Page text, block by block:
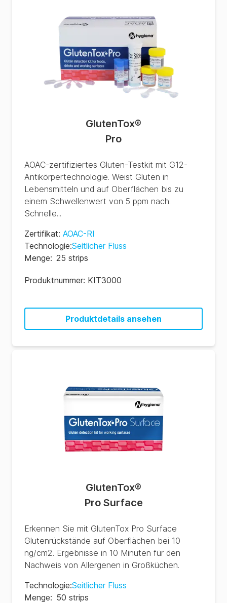
GlutenTox®
Pro
AOAC-zertifiziertes Gluten-Testkit mit G12-
Antikörpertechnologie. Weist Gluten in
Lebensmitteln und auf Oberflächen bis zu
einem Schwellenwert von 5 ppm nach.
Schnelle...
Zertifikat: AOAC-RI
Technologie:Seitlicher Fluss
Menge: 25 strips
Produktnummer: KIT3000
Produktdetails ansehen
GlutenTox®
Pro Surface
Erkennen Sie mit GlutenTox Pro Surface
Glutenrückstände auf Oberflächen bei 10
ng/cm2. Ergebnisse in 10 Minuten für den
Nachweis von Allergenen in Großküchen.
Technologie:Seitlicher Fluss
Menge: 50 strips